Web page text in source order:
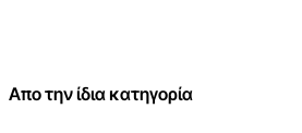
Απο την ίδια κατηγορία